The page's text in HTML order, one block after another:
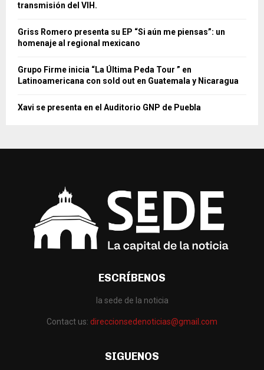
transmisión del VIH.
Griss Romero presenta su EP “Si aún me piensas”: un
homenaje al regional mexicano
Grupo Firme inicia “La Última Peda Tour ” en
Latinoamericana con sold out en Guatemala y Nicaragua
Xavi se presenta en el Auditorio GNP de Puebla
ESCRÍBENOS
la sede de la noticia
Contact us: direccionsedenoticias@gmail.com
SIGUENOS